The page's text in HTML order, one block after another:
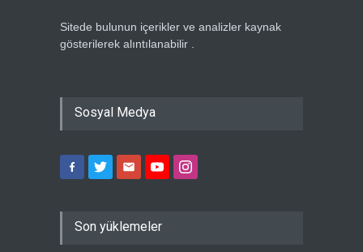
Sitede bulunun içerikler ve analizler kaynak
gösterilerek alıntılanabilir .
Sosyal Medya
Son yüklemeler